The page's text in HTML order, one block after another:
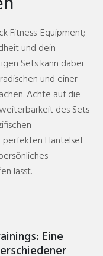
Fitness-Equipment;
und dein
Sets kann dabei
und einer
Achte auf die
des Sets
perfekten Hantelset
lässt.
Eine